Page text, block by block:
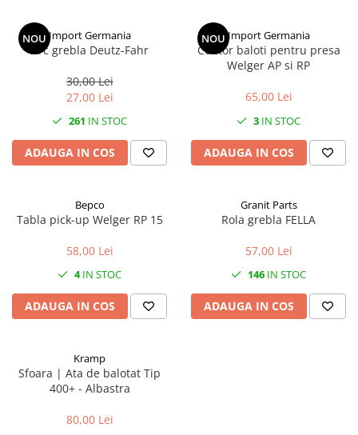
2.2.1. Administrare Dejectii
2.2.2. Administrare gunoi grajd
2.3. Erbicidare & Irigare
2.3.1 Erbicidare
2.4. Utilaje de recoltare
2.4.1. Piese Cositoare
2.4.2. Piese Greble
2.4.3. Prese de Balotat
2.4.4. Combine
2.4.5. Diverse
2.5. Zootehnie
NOUImport Germania
Arc grebla Deutz-Fahr
30,00 Lei
27,00 Lei
261 IN STOC
ADAUGA IN COS
NOUImport Germania
Contor baloti pentru presa
Welger AP si RP
65,00 Lei
3 IN STOC
ADAUGA IN COS
Bepco
Tabla pick-up Welger RP 15
58,00 Lei
4IN STOC
ADAUGA IN COS
Granit Parts
Rola grebla FELLA
57,00 Lei
146 IN STOC
ADAUGA IN COS
Kramp
Sfoara | Ata de balotat Tip
400+ - Albastra
80,00 Lei